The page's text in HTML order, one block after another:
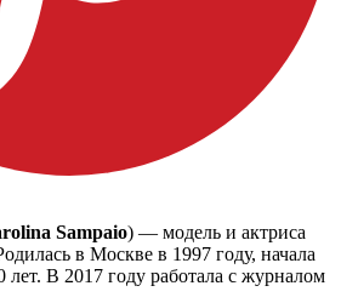
Sampaio) — модель и актриса
в Москве в 1997 году, начала
лет. В 2017 году работала с журналом